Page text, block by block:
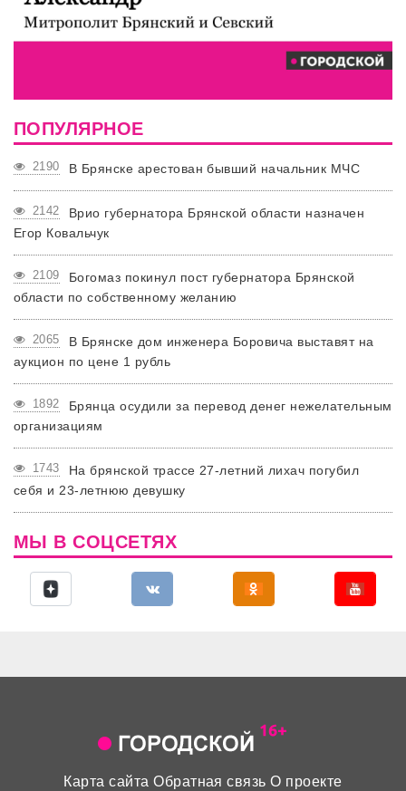
ПОПУЛЯРНОЕ
2190 В Брянске арестован бывший начальник МЧС
2142
Врио губернатора Брянской области назначен
Егор Ковальчук
2109
Богомаз покинул пост губернатора Брянской
области по собственному желанию
2065
В Брянске дом инженера Боровича выставят на
аукцион по цене 1 рубль
1892
Брянца осудили за перевод денег нежелательным
организациям
1743
На брянской трассе 27-летний лихач погубил
себя и 23-летнюю девушку
МЫ В СОЦСЕТЯХ
Карта сайта Обратная связь О проекте